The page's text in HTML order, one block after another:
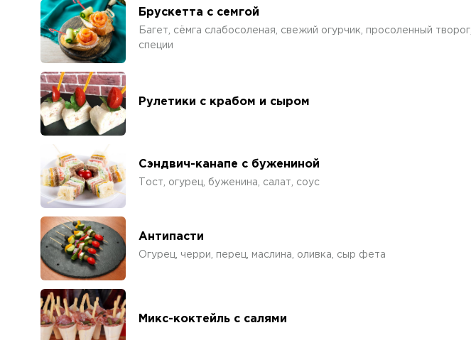
Брускетта с семгой
Багет, сёмга слабосоленая, свежий огурчик, просоленный творог,
специи
Рулетики с крабом и сыром
Сэндвич-канапе с бужениной
Тост, огурец, буженина, салат, соус
Антипасти
Огурец, черри, перец, маслина, оливка, сыр фета
Микс-коктейль с салями